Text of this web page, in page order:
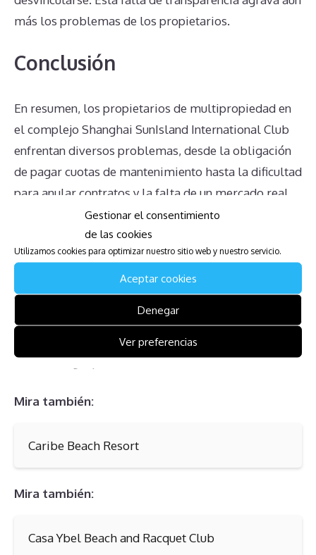
Gestionar el consentimiento
de las cookies
Utilizamos cookies para optimizar nuestro sitio web y nuestro servicio.
Aceptar cookies
Denegar
Ver preferencias
más los problemas de los propietarios.
Conclusión
En resumen, los propietarios de multipropiedad en
el complejo Shanghai SunIsland International Club
enfrentan diversos problemas, desde la obligación
de pagar cuotas de mantenimiento hasta la dificultad
para anular contratos y la falta de un mercado real
para vender su propiedad. La complejidad en la
transmisión de la propiedad, la incertidumbre sobre
derechos y obligaciones, el impacto en las
herencias, y la falta de sinceridad y transparencia por
parte de la administración agravan aún más la
situación. Comprender estos desafíos es crucial para
tomar decisiones informadas y buscar la mejor
asesoría legal posible.
Mira también:
Caribe Beach Resort
Mira también:
Casa Ybel Beach and Racquet Club